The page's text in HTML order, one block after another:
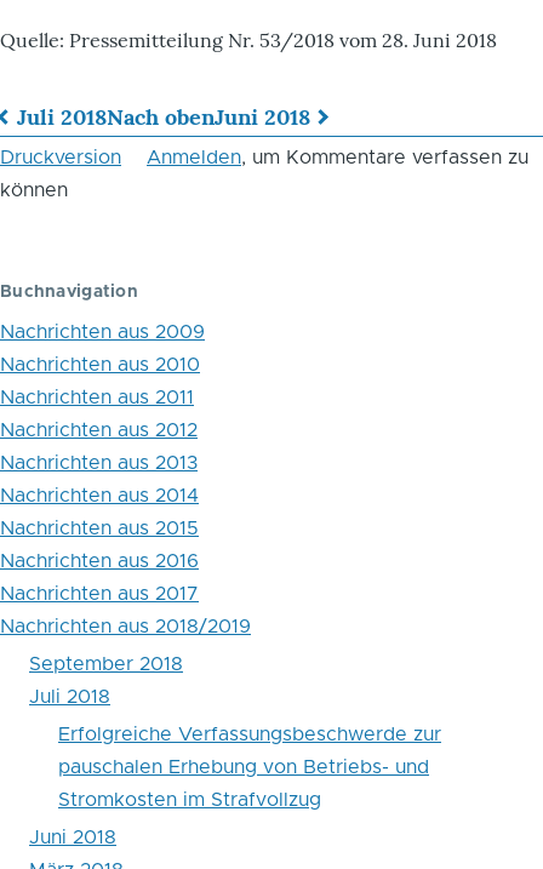
Quelle: Pressemitteilung Nr. 53/2018 vom 28. Juni 2018
Links
für
Blättern
im
Buch
Erfolgreiche
Verfassungsbeschwerde
zur
pauschalen
Erhebung
von
Betriebs-
und
Stromkosten
Strafvollzug
Juli 2018Nach obenJuni 2018
Druckversion Anmelden, um Kommentare verfassen zu
können
Buchnavigation
Nachrichten aus 2009
Nachrichten aus 2010
Nachrichten aus 2011
Nachrichten aus 2012
Nachrichten aus 2013
Nachrichten aus 2014
Nachrichten aus 2015
Nachrichten aus 2016
Nachrichten aus 2017
Nachrichten aus 2018/2019
September 2018
Juli 2018
Erfolgreiche Verfassungsbeschwerde zur
pauschalen Erhebung von Betriebs- und
Stromkosten im Strafvollzug
Juni 2018